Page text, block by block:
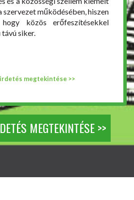
működésében, hiszen
közös erőfeszítésekkel
távú siker.
megtekintése >>
MEGTEKINTÉSE >>